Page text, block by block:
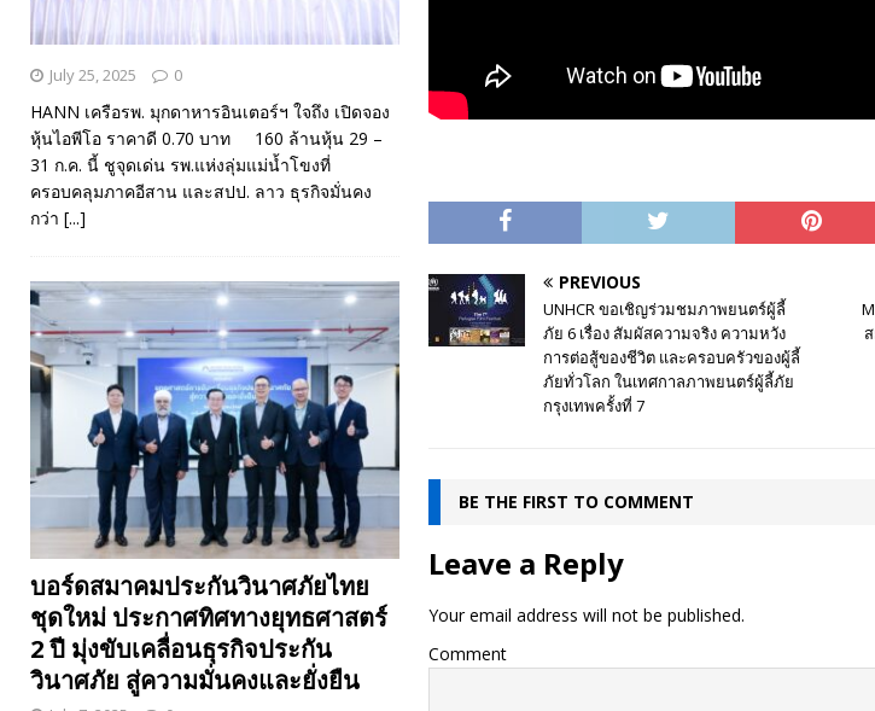
PREVIOUS
UNHCR ขอเชิญร่วมชมภาพยนตร์ผู้ลี้
ภัย 6 เรื่อง สัมผัสความจริง ความหวัง
การต่อสู้ของชีวิต และครอบครัวของผู้ลี้
ภัยทั่วโลก ในเทศกาลภาพยนตร์ผู้ลี้ภัย
กรุงเทพครั้งที่ 7
BE THE FIRST TO COMMENT
Leave a Reply
Your email address will not be published.
Comment
July 25, 2025 0
HANN เครือรพ. มุกดาหารอินเตอร์ฯ ใจถึง เปิดจอง
หุ้นไอพีโอ ราคาดี 0.70 บาท 160 ล้านหุ้น 29 –
31 ก.ค. นี้ ชูจุดเด่น รพ.แห่งลุ่มแม่น้ำโขงที่
ครอบคลุมภาคอีสาน และสปป. ลาว ธุรกิจมั่นคง
กว่า [...]
บอร์ดสมาคมประกันวินาศภัยไทย
ชุดใหม่ ประกาศทิศทางยุทธศาสตร์
2 ปี มุ่งขับเคลื่อนธุรกิจประกัน
วินาศภัย สู่ความมั่นคงและยั่งยืน